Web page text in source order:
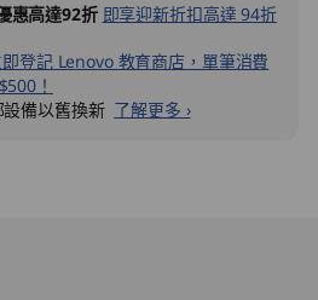
惠高達92折 即享迎新折扣高達 94折
登記 Lenovo 教育商店，單筆消費
！
備以舊換新 了解更多 ›